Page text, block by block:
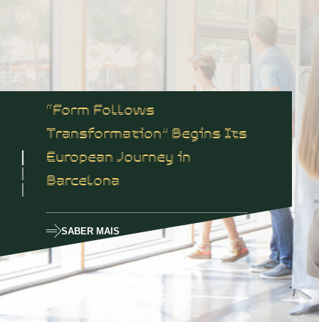
“Form Follows
Transformation” Begins Its
European Journey in
Barcelona
SABER MAIS